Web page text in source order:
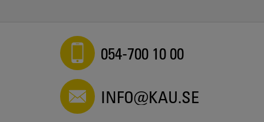
054-700 10 00
INFO@KAU.SE